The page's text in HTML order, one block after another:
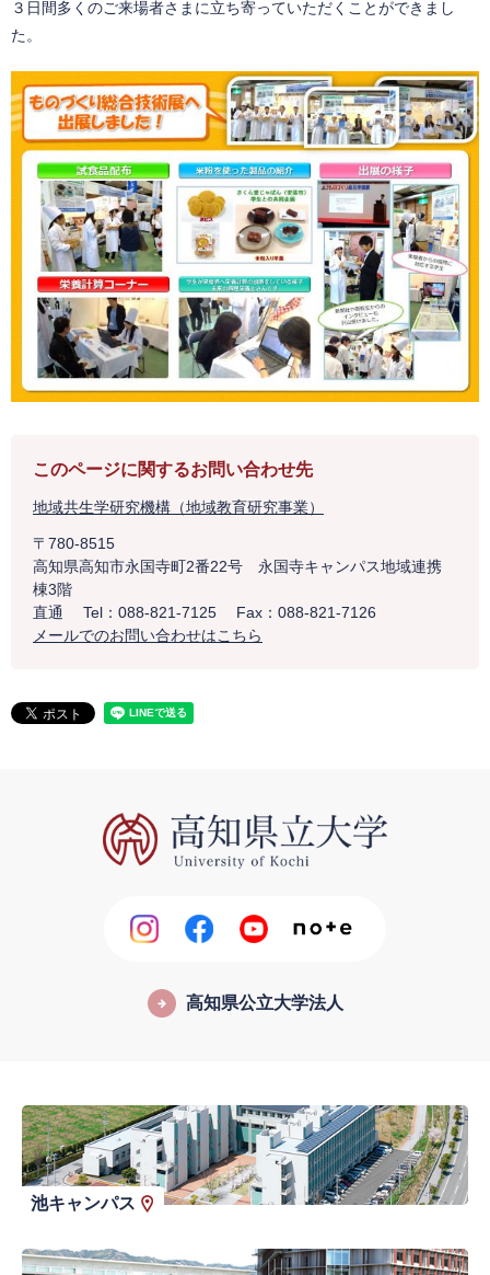
３日間多くのご来場者さまに立ち寄っていただくことができまし
た。
このページに関するお問い合わせ先
地域共生学研究機構（地域教育研究事業）
〒780-8515
高知県高知市永国寺町2番22号 永国寺キャンパス地域連携
棟3階
直通
Tel：088-821-7125
Fax：088-821-7126
メールでのお問い合わせはこちら
高知県公立大学法人
池キャンパス